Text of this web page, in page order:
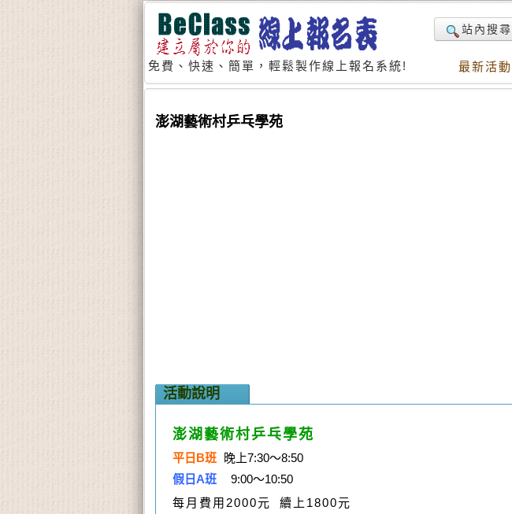
免費、快速、簡單，輕鬆製作線上報名系統!
站內搜尋
最新活動
澎湖藝術村乒乓學苑
活動說明
澎湖藝術村乒乓學苑
平日B班 晚上7:30～8:50
假日A班 9:00～10:50
每月費用2000元 續上1800元